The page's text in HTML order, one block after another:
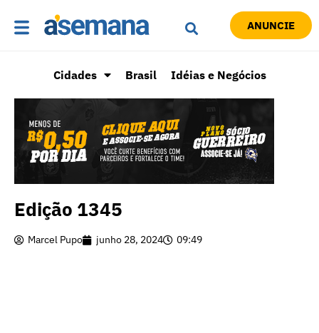
ANUNCIE
Cidades Brasil Idéias e Negócios
Edição 1345
Marcel Pupo junho 28, 2024 09:49